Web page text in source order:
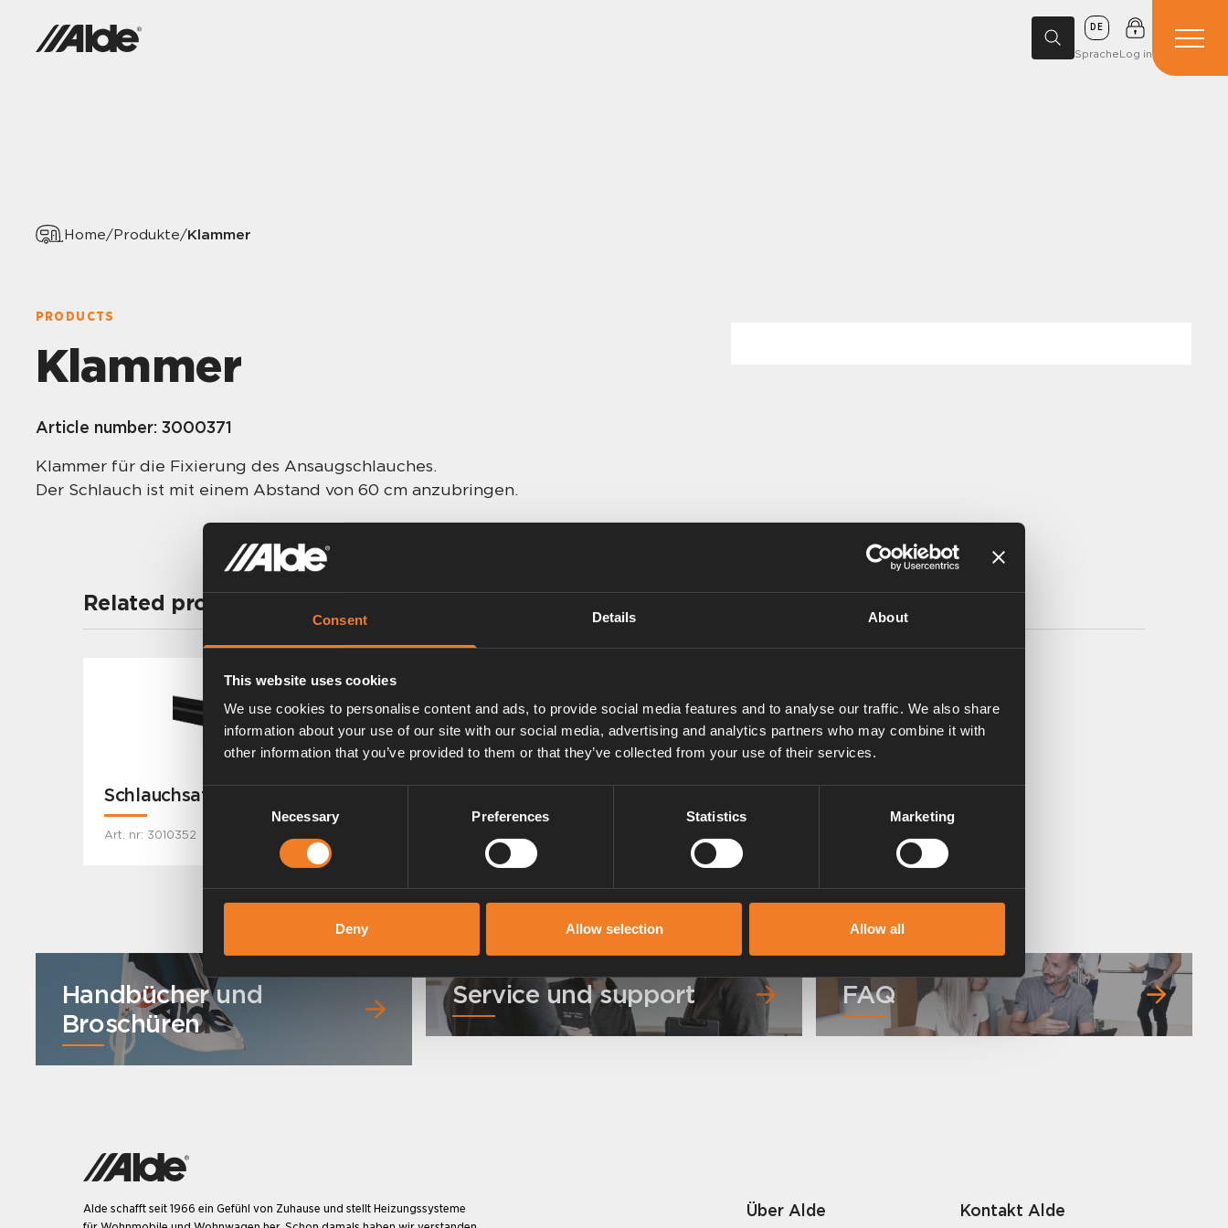
Consent Details About
This website uses cookies
We use cookies to personalise content and ads, to provide social media features and to analyse our traffic. We also share
information about your use of our site with our social media, advertising and analytics partners who may combine it with
other information that you’ve provided to them or that they’ve collected from your use of their services.
Consent
Necessary Preferences Statistics Marketing
Deny Allow selection Allow all
DE
SpracheLog in
Home/Produkte/Klammer
PRODUCTS
Klammer
Article number: 3000371
Klammer für die Fixierung des Ansaugschlauches.
Der Schlauch ist mit einem Abstand von 60 cm anzubringen.
Related products
Schlauchsatz für Kamin
Art. nr: 3010352
Handbücher und
Broschüren
Service und support FAQ
Alde schafft seit 1966 ein Gefühl von Zuhause und stellt Heizungssysteme
Über Alde Kontakt Alde